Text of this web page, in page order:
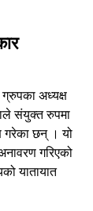
ग्रुपका अध्यक्ष
संयुक्त रुपमा
गरेका छन् । यो
गरिएको
यातायात